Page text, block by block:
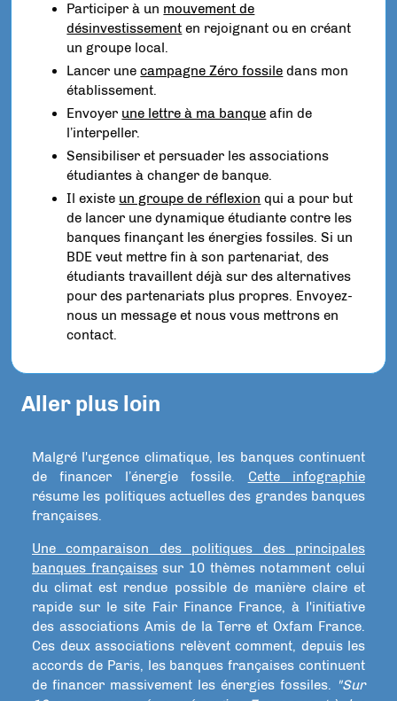
Participer à un mouvement de
désinvestissement en rejoignant ou en créant
un groupe local.
Lancer unecampagne Zéro fossile dans mon
établissement.
Envoyer une lettre à ma banque afin de
l’interpeller.
Sensibiliser et persuader les associations
étudiantes à changer de banque.
Il existe un groupe de réflexion qui a pour but
de lancer une dynamique étudiante contre les
banques finançant les énergies fossiles. Si un
BDE veut mettre fin à son partenariat, des
étudiants travaillent déjà sur des alternatives
pour des partenariats plus propres. Envoyez-
nous un message et nous vous mettrons en
contact.
Aller plus loin
Malgré l'urgence climatique, les banques continuent
de financer l’énergie fossile. Cette infographie
résume les politiques actuelles des grandes banques
françaises.
Une comparaison des politiques des principales
banques françaisessur 10 thèmes notamment celui
du climat est rendue possible de manière claire et
rapide sur le site Fair Finance France, à l'initiative
des associations Amis de la Terre et Oxfam France.
Ces deux associations relèvent comment, depuis les
accords de Paris, les banques françaises continuent
de financer massivement les énergies fossiles. "Sur